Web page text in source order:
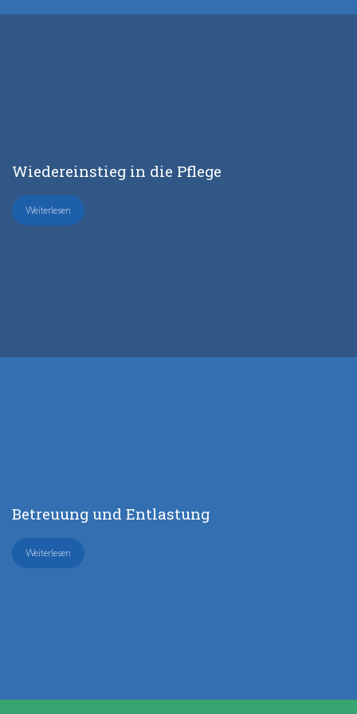
Wieder­einstieg in die Pflege
Weiterlesen
Betreuung und Entlastung
Weiterlesen